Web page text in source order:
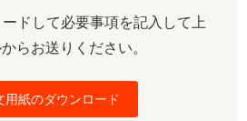
ドして必要事項を記入して上
らお送りください。
用紙のダウンロード